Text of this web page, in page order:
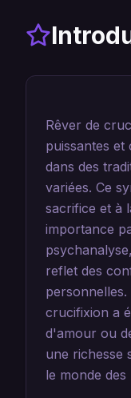
Rêver de
puissantes et
dans des
variées. Ce
sacrifice et à
importance
reflet des
crucifixion a
d'amour ou
une richesse
le monde des